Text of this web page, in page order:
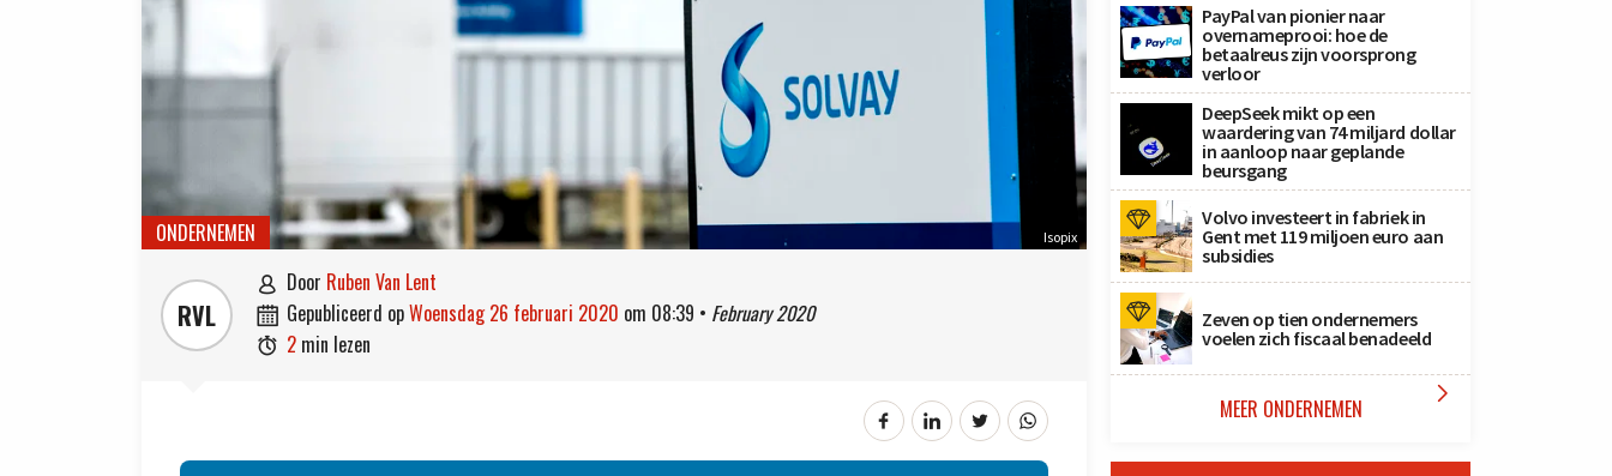
Isopix
ONDERNEMEN
RVL
 door Ruben Van Lent
 gepubliceerd op woensdag 26 februari 2020 om 08:39 • February 2020
 2 min lezen
PayPal van pionier naar
overnameprooi: hoe de
betaalreus zijn voorsprong
verloor
DeepSeek mikt op een
waardering van 74 miljard dollar
in aanloop naar geplande
beursgang
Volvo investeert in fabriek in
Gent met 119 miljoen euro aan
subsidies
Zeven op tien ondernemers
voelen zich fiscaal benadeeld
MEER ONDERNEMEN 